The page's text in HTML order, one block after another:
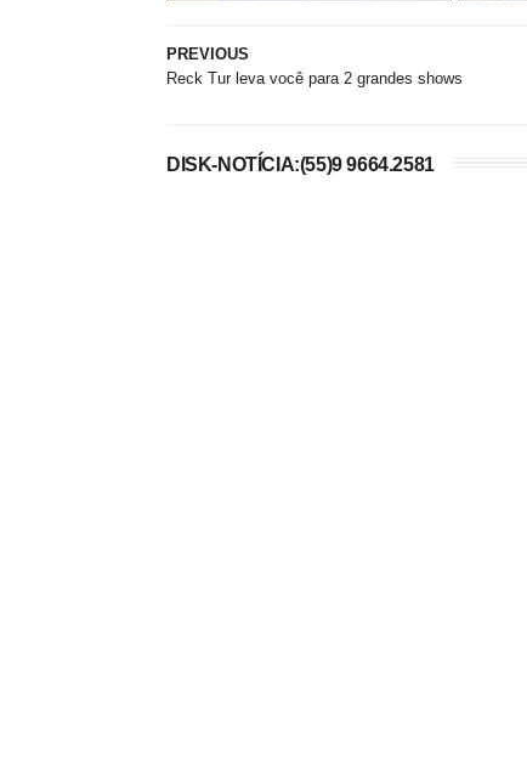
PREVIOUS
Reck Tur leva você para 2 grandes shows
DISK-NOTÍCIA:(55)9 9664.2581